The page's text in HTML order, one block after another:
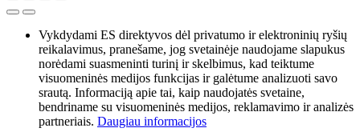
Vykdydami ES direktyvos dėl privatumo ir elektroninių ryšių
reikalavimus, pranešame, jog svetainėje naudojame slapukus
norėdami suasmeninti turinį ir skelbimus, kad teiktume
visuomeninės medijos funkcijas ir galėtume analizuoti savo
srautą. Informaciją apie tai, kaip naudojatės svetaine,
bendriname su visuomeninės medijos, reklamavimo ir analizės
partneriais. Daugiau informacijos